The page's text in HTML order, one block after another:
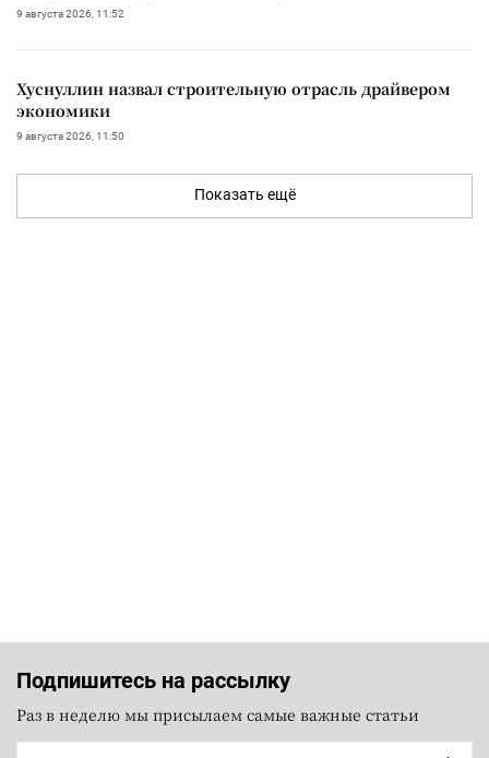
9 августа 2026, 11:52
Хуснуллин назвал строительную отрасль драйвером
экономики
9 августа 2026, 11:50
Показать ещё
Подпишитесь на рассылку
Раз в неделю мы присылаем самые важные статьи